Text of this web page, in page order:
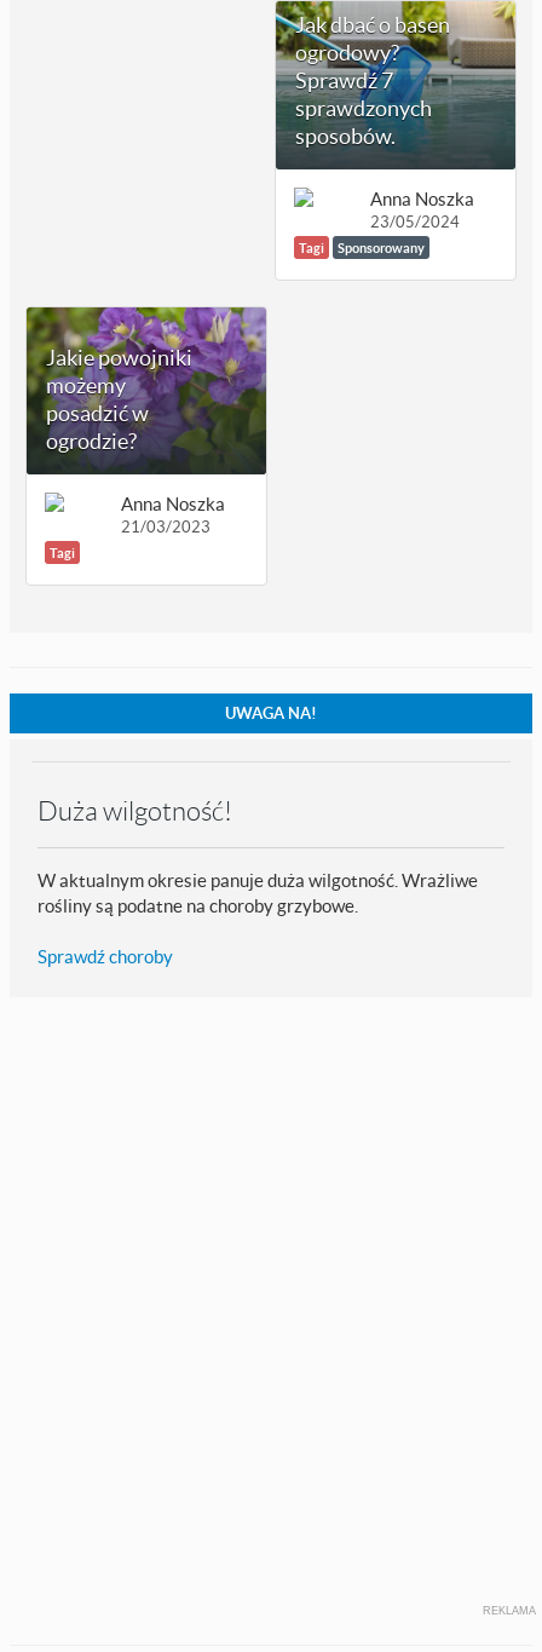
Jak dbać o basen
ogrodowy?
Sprawdź 7
sprawdzonych
sposobów.
Anna Noszka
23/05/2024
Tagi Sponsorowany
Jakie powojniki
możemy
posadzić w
ogrodzie?
Anna Noszka
21/03/2023
Tagi
UWAGA NA!
Duża wilgotność!
W aktualnym okresie panuje duża wilgotność. Wrażliwe
rośliny są podatne na choroby grzybowe.
Sprawdź choroby
REKLAMA